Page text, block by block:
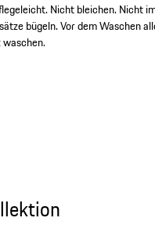
Nicht bleichen. Nicht
bügeln. Vor dem Waschen